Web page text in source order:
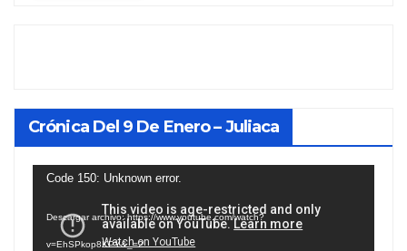
Crónica Del 9 De Enero – Juliaca
Reproductor
vídeo
Code 150: Unknown error.
Descargar archivo: https://www.youtube.com/watch?
v=EhSPkop8KPY&_=2